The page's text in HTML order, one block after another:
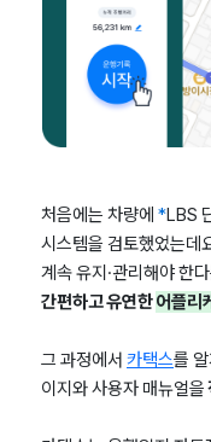
처음에는 차량에*LBS
시스템을 검토했었는데
계속 유지·관리해야 한
간편하고 유연한어플리
그 과정에서카택스를
이지와 사용자 매뉴얼을